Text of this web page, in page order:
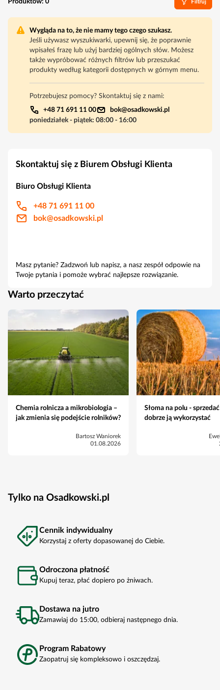
Filtruj
Wygląda na to, że nie mamy tego czego szukasz.
Jeśli używasz wyszukiwarki, upewnij się, że poprawnie
wpisałeś frazę lub użyj bardziej ogólnych słów. Możesz
także wypróbować różnych filtrów lub przeszukać
produkty według kategorii dostępnych w górnym menu.
Potrzebujesz pomocy? Skontaktuj się z nami:
+48 71 691 11 00
bok@osadkowski.pl
poniedziałek - piątek: 08:00 - 16:00
Skontaktuj się z Biurem Obsługi Klienta
Biuro Obsługi Klienta
+48 71 691 11 00
bok@osadkowski.pl
Masz pytanie? Zadzwoń lub napisz, a nasz zespół odpowie na
Twoje pytania i pomoże wybrać najlepsze rozwiązanie.
Warto przeczytać
Chemia rolnicza a mikrobiologia –
jak zmienia się podejście rolników?
Bartosz Waniorek
01.08.2026
Słoma na polu -
dobrze ją wykorzystać
Tylko na Osadkowski.pl
Cennik indywidualny
Korzystaj z oferty dopasowanej do Ciebie.
Odroczona płatność
Kupuj teraz, płać dopiero po żniwach.
Dostawa na jutro
Zamawiaj do 15:00, odbieraj następnego dnia.
Program Rabatowy
Zaopatruj się kompleksowo i oszczędzaj.